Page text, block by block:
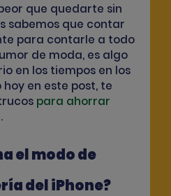
que quedarte sin
sabemos que contar
para contarle a todo
de moda, es algo
en los tiempos en los
hoy en este post, te
para ahorrar
el modo de
del iPhone?